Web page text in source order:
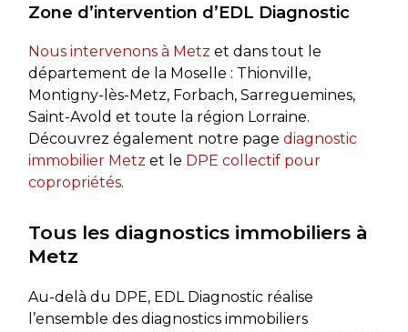
Zone d’intervention d’EDL Diagnostic
Nous intervenons à Metz et dans tout le
département de la Moselle : Thionville,
Montigny-lès-Metz, Forbach, Sarreguemines,
Saint-Avold et toute la région Lorraine.
Découvrez également notre page diagnostic
immobilier Metz et le DPE collectif pour
copropriétés.
Tous les diagnostics immobiliers à
Metz
Au-delà du DPE, EDL Diagnostic réalise
l’ensemble des diagnostics immobiliers